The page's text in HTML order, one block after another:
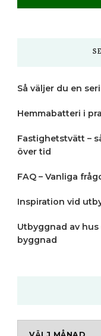
Så väljer du en
Hemmabatteri i
Fastighetstvätt –
över tid
FAQ – Vanliga
Inspiration vid
Utbyggnad av
byggnad
Arkiv